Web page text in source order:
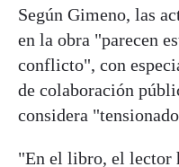
Según Gimeno, las
en la obra "parecen
conflicto", con
de colaboración
considera
"En el libro, el lector